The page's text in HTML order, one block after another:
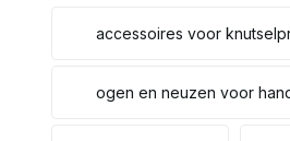
accessoires voor
ogen en neuzen voor